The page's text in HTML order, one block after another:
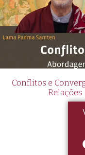
Conflitos e